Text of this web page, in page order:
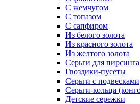
С жемчугом
С топазом
С сапфиром
Из белого золота
Из красного золота
Из желтого золота
Серьги для пирсинга
Гвоздики-пусеты
Серьги с подвесками
Серьги-кольца
Детские сережки